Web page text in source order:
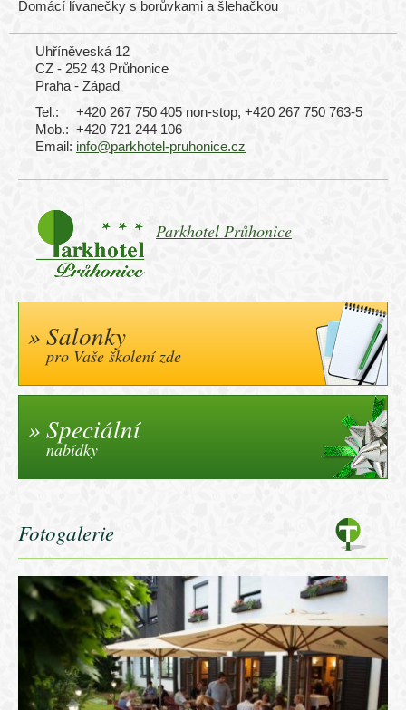
Domácí lívanečky s borůvkami a šlehačkou
Uhříněveská 12
CZ - 252 43 Průhonice
Praha - Západ
Tel.:
+420 267 750 405 non-stop, +420 267 750 763-5
Mob.: +420 721 244 106
Email: info@parkhotel-pruhonice.cz
Parkhotel Průhonice
Salonky
pro Vaše školení zde
Speciální
nabídky
Fotogalerie